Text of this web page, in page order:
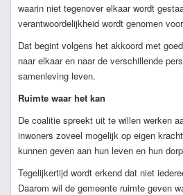
waarin niet tegenover elkaar wordt
verantwoordelijkheid wordt genomen
Dat begint volgens het akkoord met
naar elkaar en naar de verschillende
samenleving leven.
Ruimte waar het kan
De coalitie spreekt uit te willen werken
inwoners zoveel mogelijk op eigen
kunnen geven aan hun leven en hun
Tegelijkertijd wordt erkend dat niet
Daarom wil de gemeente ruimte geven